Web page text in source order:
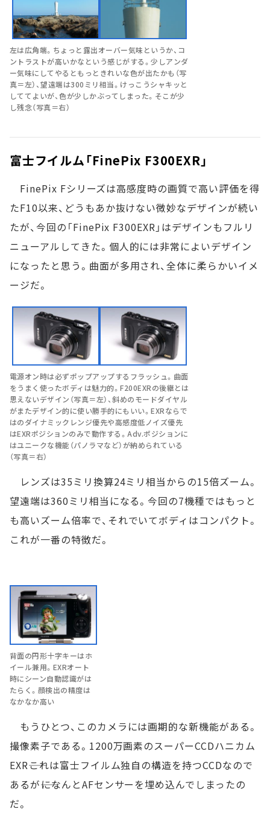
左は広角端。ちょっと露出オーバー気味というか、コ
ントラストが高いかなという感じがする。少しアンダ
ー気味にしてやるともっときれいな色が出たかも（写
真＝左）、望遠端は300ミリ相当。けっこうシャキッと
しててよいが、色が少しかぶってしまった。そこが少
し残念（写真＝右）
富士フイルム「FinePix F300EXR」
FinePix Fシリーズは高感度時の画質で高い評価を得
たF10以来、どうもあか抜けない微妙なデザインが続い
たが、今回の「FinePix F300EXR」はデザインもフルリ
ニューアルしてきた。個人的には非常によいデザイン
になったと思う。曲面が多用され、全体に柔らかいイメ
ージだ。
電源オン時は必ずポップアップするフラッシュ。曲面
をうまく使ったボディは魅力的。F200EXRの後継とは
思えないデザイン（写真＝左）、斜めのモードダイヤル
がまたデザイン的に使い勝手的にもいい。EXRならで
はのダイナミックレンジ優先や高感度低ノイズ優先
はEXRポジションのみで動作する。Adv.ポジションに
はユニークな機能（パノラマなど）が納められている
（写真＝右）
レンズは35ミリ換算24ミリ相当からの15倍ズーム。
望遠端は360ミリ相当になる。今回の7機種ではもっと
も高いズーム倍率で、それでいてボディはコンパクト。
これが一番の特徴だ。
背面の円形十字キーはホ
イール兼用。EXRオート
時にシーン自動認識がは
たらく。顔検出の精度は
なかなか高い
もうひとつ、このカメラには画期的な新機能がある。
撮像素子である。1200万画素のスーパーCCDハニカム
EXR――これは富士フイルム独自の構造を持つCCDなので
あるが――になんとAFセンサーを埋め込んでしまったの
だ。